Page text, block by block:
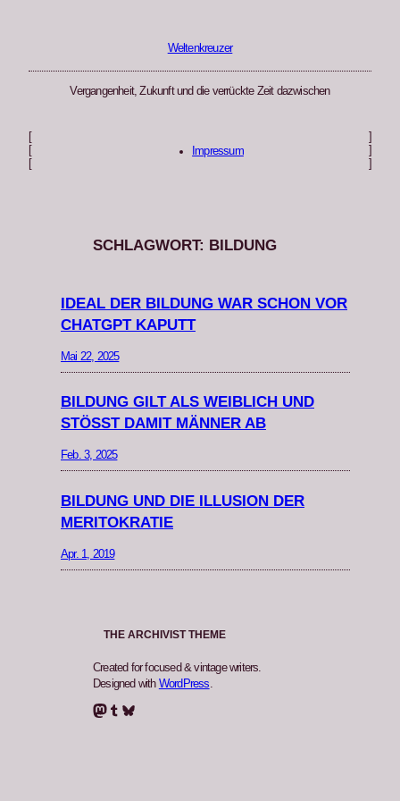
Weltenkreuzer
Vergangenheit, Zukunft und die verrückte Zeit dazwischen
Impressum
SCHLAGWORT: BILDUNG
IDEAL DER BILDUNG WAR SCHON VOR
CHATGPT KAPUTT
Mai 22, 2025
BILDUNG GILT ALS WEIBLICH UND
STÖSST DAMIT MÄNNER AB
Feb. 3, 2025
BILDUNG UND DIE ILLUSION DER
MERITOKRATIE
Apr. 1, 2019
THE ARCHIVIST THEME
Created for focused & vintage writers.
Designed with WordPress.
Mastodon Tumblr Bluesky